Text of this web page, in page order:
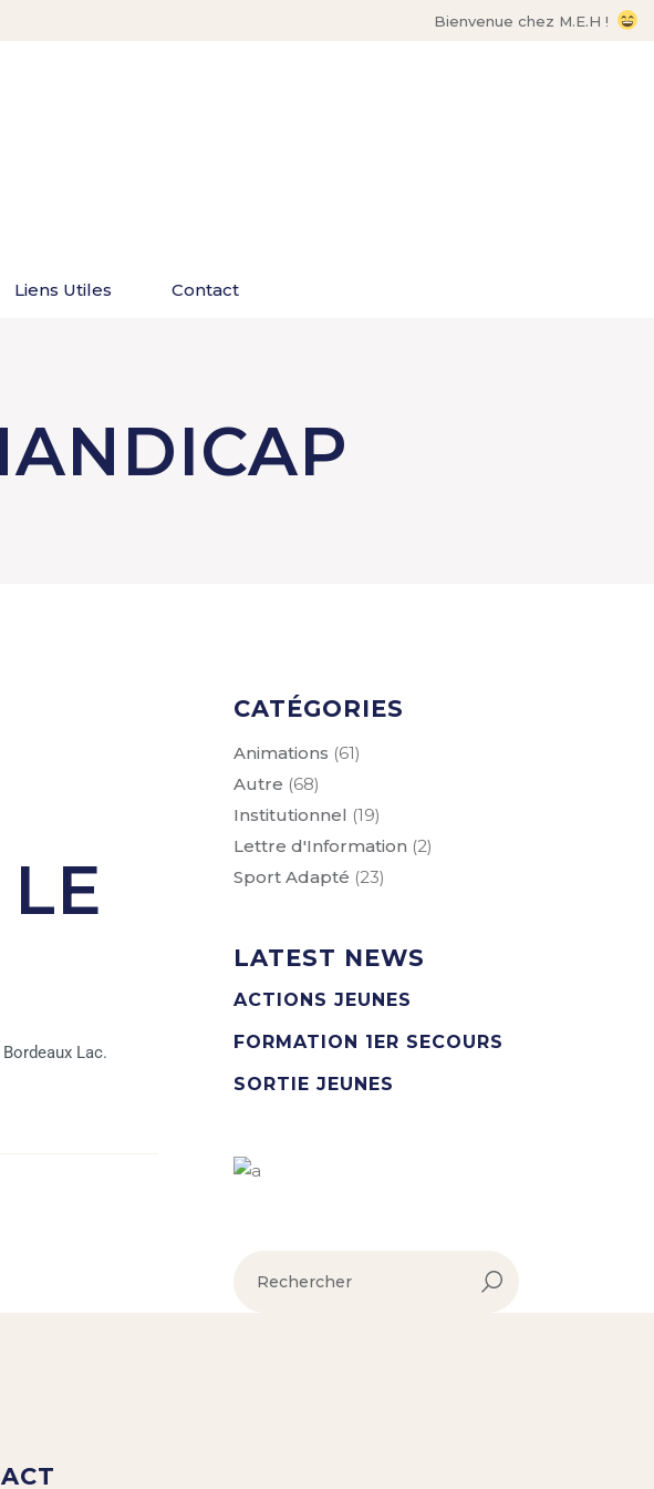
Bienvenue chez M.E.H !
Liens Utiles Contact
Lac.
CATÉGORIES
Animations (61)
Autre (68)
Institutionnel (19)
Lettre d'Information (2)
Sport Adapté (23)
LATEST NEWS
ACTIONS JEUNES
FORMATION 1ER SECOURS
SORTIE JEUNES